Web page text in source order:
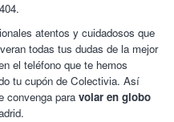
atentos y cuidadosos que
todas tus dudas de la mejor
el teléfono que te hemos
tu cupón de Colectivia. Así
convenga para volar en globo